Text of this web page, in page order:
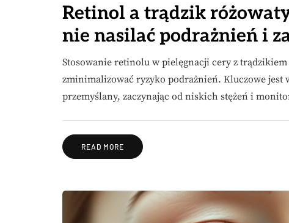
Retinol a trądzik
nie nasilać podrażnień i
Stosowanie retinolu w pielęgnacji cery z
zminimalizować ryzyko podrażnień. Kluczowe jest
przemyślany, zaczynając od niskich stężeń i
READ MORE